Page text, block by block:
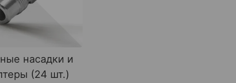
насадки и
(24 шт.)